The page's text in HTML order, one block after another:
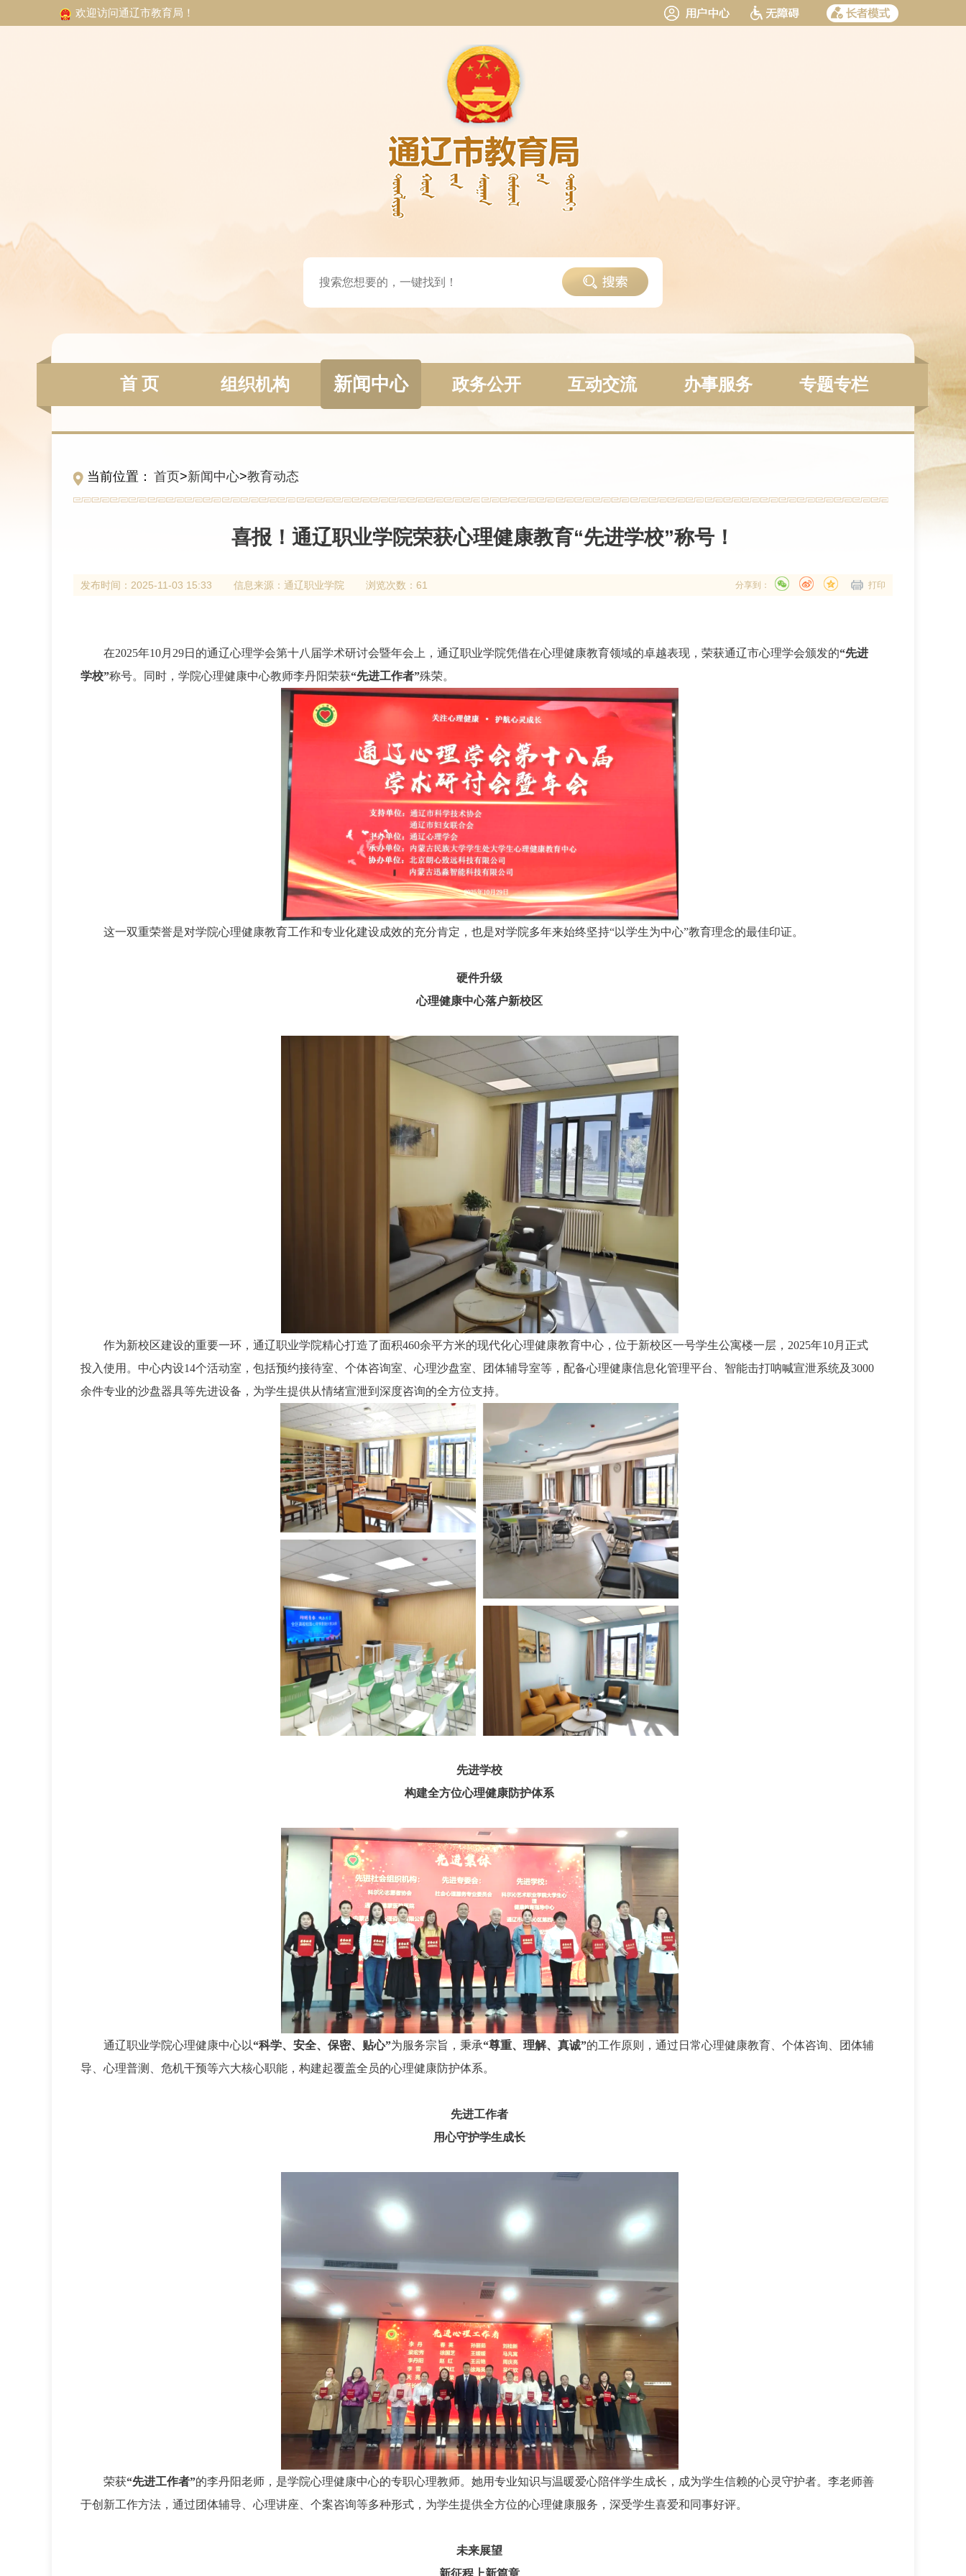
欢迎访问通辽市教育局！
首 页 组织机构 新闻中心 政务公开 互动交流 办事服务 专题专栏
当前位置： 首页>新闻中心>教育动态
喜报！通辽职业学院荣获心理健康教育“先进学校”称号！
发布时间： 2025-11-03 15:33 信息来源： 通辽职业学院 浏览次数：61 打印
分享到：
在2025年10月29日的通辽心理学会第十八届学术研讨会暨年会上，通辽职业学院凭借在心理健康教育领域的卓越表现，荣获通辽市心理学会颁发的“先进
学校”称号。同时，学院心理健康中心教师李丹阳荣获“先进工作者”殊荣。
这一双重荣誉是对学院心理健康教育工作和专业化建设成效的充分肯定，也是对学院多年来始终坚持“以学生为中心”教育理念的最佳印证。
硬件升级
心理健康中心落户新校区
作为新校区建设的重要一环，通辽职业学院精心打造了面积460余平方米的现代化心理健康教育中心，位于新校区一号学生公寓楼一层，2025年10月正式
投入使用。中心内设14个活动室，包括预约接待室、个体咨询室、心理沙盘室、团体辅导室等，配备心理健康信息化管理平台、智能击打呐喊宣泄系统及3000
余件专业的沙盘器具等先进设备，为学生提供从情绪宣泄到深度咨询的全方位支持。
先进学校
构建全方位心理健康防护体系
通辽职业学院心理健康中心以“科学、安全、保密、贴心”为服务宗旨，秉承“尊重、理解、真诚”的工作原则，通过日常心理健康教育、个体咨询、团体辅
导、心理普测、危机干预等六大核心职能，构建起覆盖全员的心理健康防护体系。
先进工作者
用心守护学生成长
荣获“先进工作者”的李丹阳老师，是学院心理健康中心的专职心理教师。她用专业知识与温暖爱心陪伴学生成长，成为学生信赖的心灵守护者。李老师善
于创新工作方法，通过团体辅导、心理讲座、个案咨询等多种形式，为学生提供全方位的心理健康服务，深受学生喜爱和同事好评。
未来展望
新征程上新篇章